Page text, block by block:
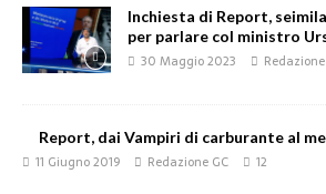
Inchiesta di Report,
per parlare col ministro
30 Maggio 2023
Report, dai Vampiri di carburante al
11 Giugno 2019 Redazione GC 12